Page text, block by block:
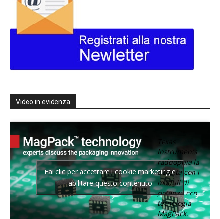
Video in evidenza
Texas
Instruments
raddoppia la
densità con i
moduli di
potenza con
tecnologia
MagPack.
Fai clic per accettare i cookie marketing e
abilitare questo contenuto